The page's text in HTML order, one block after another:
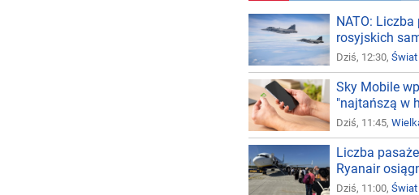
NATO:
rosyjskich
Dziś, 12:30,Świat
Sky Mobile
"najtańszą w
Dziś, 11:45,
Liczba
Ryanair
Dziś, 11:00,Świat